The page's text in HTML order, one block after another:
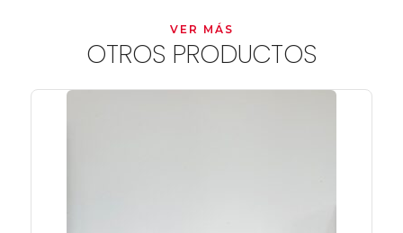
VER MÁS
OTROS PRODUCTOS